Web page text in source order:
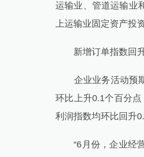
运输业、管道运输业
上运输业固定资产投
新增订单指数回升
企业业务活动预期
环比上升0.1个百分
利润指数均环比回升
“6月份，企业经营